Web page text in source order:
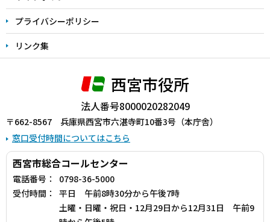
プライバシーポリシー
リンク集
西宮市役所
法人番号8000020282049
〒662-8567 兵庫県西宮市六湛寺町10番3号（本庁舎）
窓口受付時間についてはこちら
西宮市総合コールセンター
電話番号：
0798-36-5000
受付時間：
平日 午前8時30分から午後7時
土曜・日曜・祝日・12月29日から12月31日 午前9